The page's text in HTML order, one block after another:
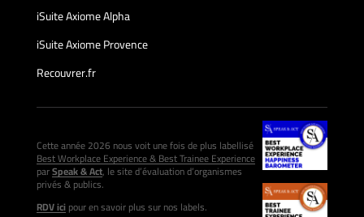
iSuite Axiome Alpha
iSuite Axiome Provence
Recouvrer.fr
Cette année 2026 nous voit une fois de plus labellisé
Best Workplace Experience & Best Trainee Experience
parSpeak & Act, le site d’évaluation d’organismes
privés & publics.
RDV icipour en savoir plus sur nos labels.